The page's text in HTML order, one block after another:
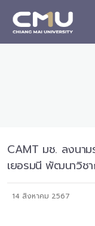
CAMT มช. ลงนา
เยอรมนี พัฒนาวิชา
14 สิงหาคม 2567